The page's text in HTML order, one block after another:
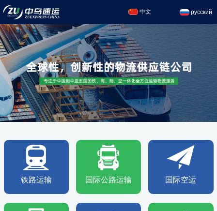
中文 русский
铁路运输 国际公路运输 国际空运